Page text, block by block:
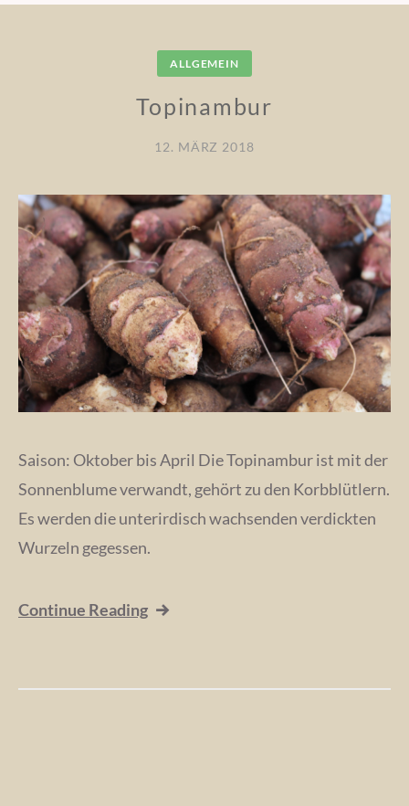
ALLGEMEIN
Topinambur
12. MÄRZ 2018
Saison: Oktober bis April Die Topinambur ist mit der
Sonnenblume verwandt, gehört zu den Korbblütlern.
Es werden die unterirdisch wachsenden verdickten
Wurzeln gegessen.
Continue Reading